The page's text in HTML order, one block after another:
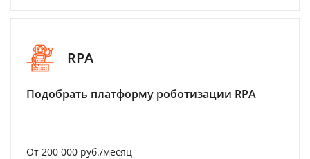
RPA
Подобрать платформу роботизации RPA
От 200 000 руб./месяц